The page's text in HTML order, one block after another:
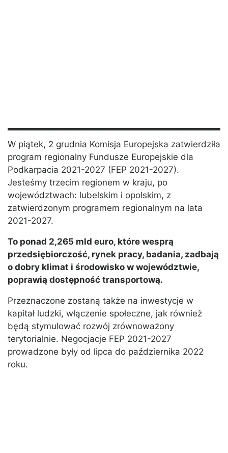
W piątek, 2 grudnia Komisja Europejska zatwierdziła
program regionalny Fundusze Europejskie dla
Podkarpacia 2021-2027 (FEP 2021-2027).
Jesteśmy trzecim regionem w kraju, po
województwach: lubelskim i opolskim, z
zatwierdzonym programem regionalnym na lata
2021-2027.
To ponad 2,265 mld euro, które wesprą
przedsiębiorczość, rynek pracy, badania, zadbają
o dobry klimat i środowisko w województwie,
poprawią dostępność transportową.
Przeznaczone zostaną także na inwestycje w
kapitał ludzki, włączenie społeczne, jak również
będą stymulować rozwój zrównoważony
terytorialnie. Negocjacje FEP 2021-2027
prowadzone były od lipca do października 2022
roku.